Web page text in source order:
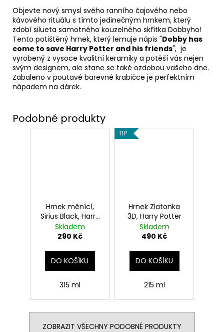
Objevte nový smysl svého ranního čajového nebo
kávového rituálu s tímto jedinečným hrnkem, který
zdobí silueta samotného kouzelného skřítka Dobbyho!
Tento potištěný hrnek, který lemuje nápis "Dobby has
come to save Harry Potter and his friends", je
vyrobený z vysoce kvalitní keramiky a potěší vás nejen
svým designem, ale stane se také ozdobou vašeho dne.
Zabaleno v poutavé barevné krabičce je perfektním
nápadem na dárek.
Hrnek měnící,
Sirius Black, Harry
Potter
Skladem
290 Kč
DO KOŠÍKU
315 ml
TIP
Hrnek Zlatonka
3D, Harry Potter
Skladem
490 Kč
DO KOŠÍKU
215 ml
ZOBRAZIT VŠECHNY PODOBNÉ PRODUKTY